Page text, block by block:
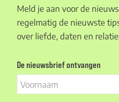
Meld je aan voor de
regelmatig de nieuwste
over liefde, daten en
De nieuwsbrief ontvangen
Voornaam